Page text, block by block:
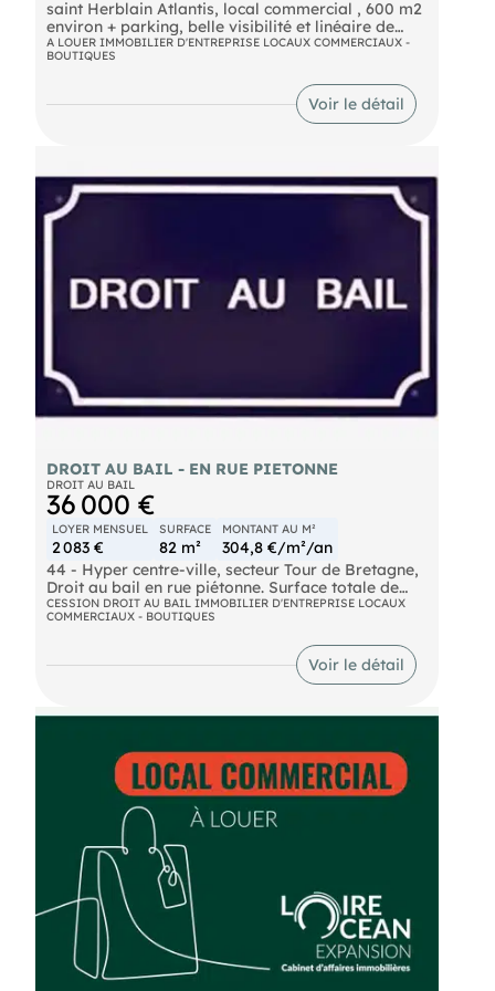
saint Herblain Atlantis, local commercial , 600 m2
environ + parking, belle visibilité et linéaire de
vitrine, loyer 100 000 euros HT annuel, idéal
toutes activités, PV 10 000 euros FAI ( honoraires
A LOUER IMMOBILIER D'ENTREPRISE LOCAUX COMMERCIAUX -
BOUTIQUES
Voir le détail
DROIT AU BAIL - EN RUE PIETONNE
DROIT AU BAIL
36 000 €
LOYER MENSUEL
2 083 €
SURFACE
82 m²
MONTANT AU M²
304,8 €/m²/an
44 - Hyper centre-ville, secteur Tour de Bretagne,
Droit au bail en rue piétonne. Surface totale de
82,82 m². Bail 3/6/9 à renouveler avec un loyer de
2 083 Euros HT/mois. Idéal pour profession
libérale ou agences. Très bon emplacement. Prix
FAI : 36 000 Euros (dont 6 000 Euros
CESSION DROIT AU BAIL IMMOBILIER D'ENTREPRISE LOCAUX
COMMERCIAUX - BOUTIQUES
Voir le détail